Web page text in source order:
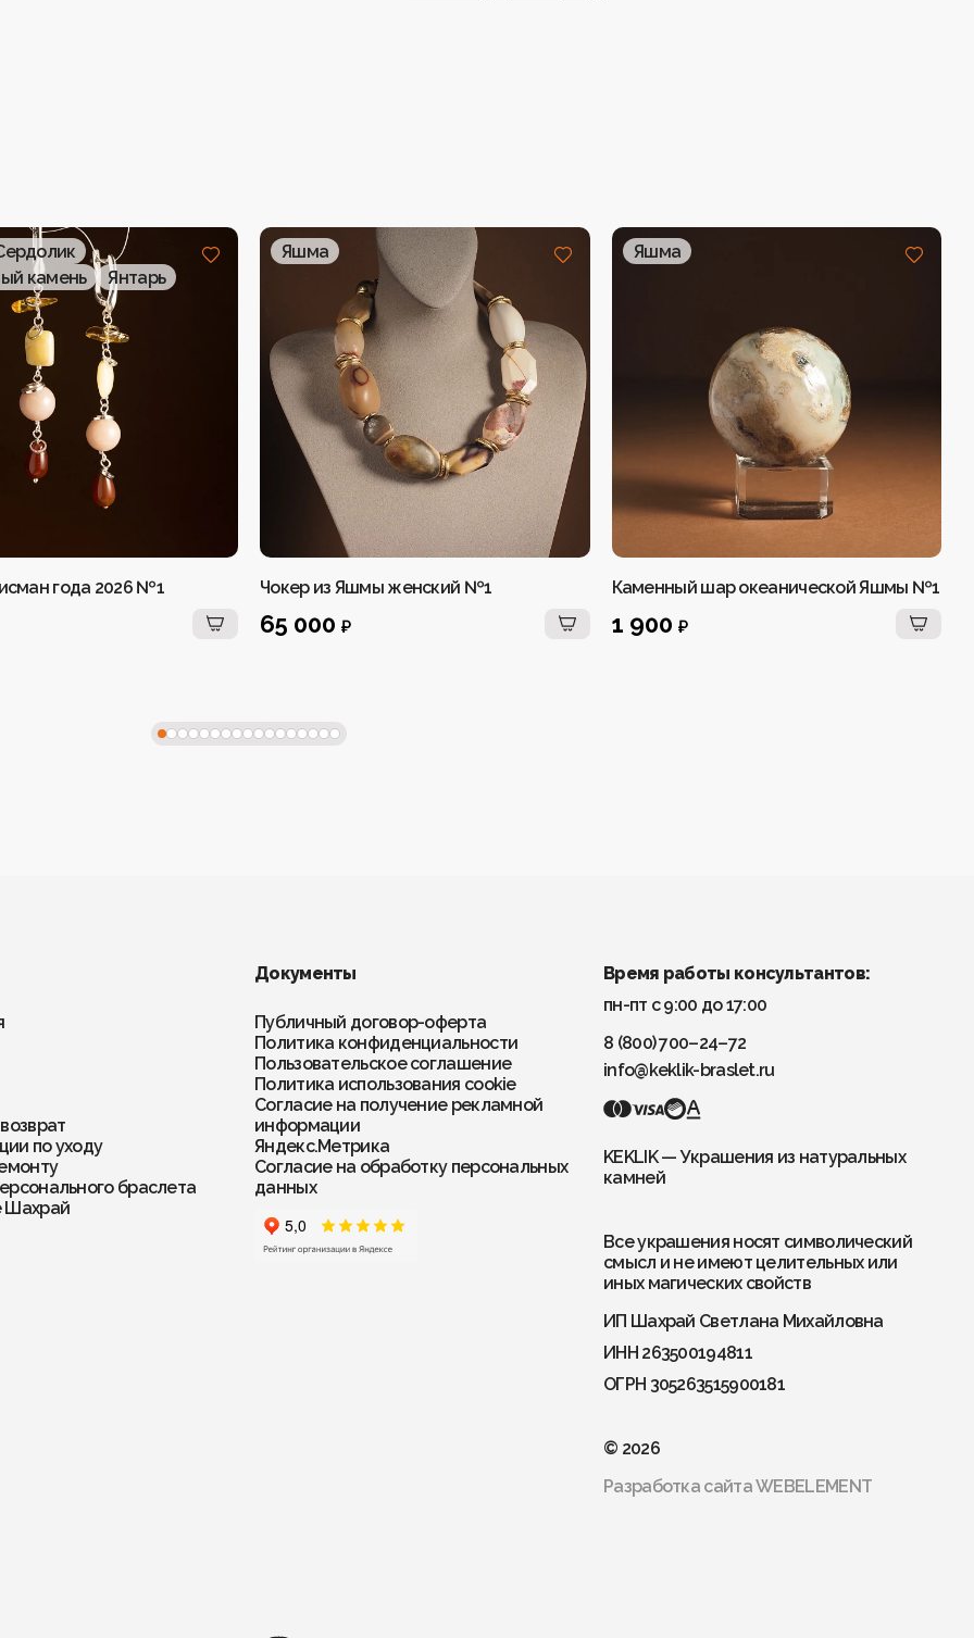
камень
Янтарь
года 2026 №1
Яшма
Чокер из Яшмы женский №1
65 000 ₽
Яшма
Каменный шар океанической Яшмы №1
1 900 ₽
по уходу
браслета
Шахрай
Документы
Публичный договор-оферта
Политика конфиденциальности
Пользовательское соглашение
Политика использования cookie
Согласие на получение рекламной
информации
Яндекс.Метрика
Согласие на обработку персональных
данных
Время работы консультантов:
пн-пт с 9:00 до 17:00
8 (800) 700–24–72
info@keklik-braslet.ru
KEKLIK — Украшения из натуральных
камней
Все украшения носят символический
смысл и не имеют целительных или
иных магических свойств
ИП Шахрай Светлана Михайловна
ИНН 263500194811
ОГРН 305263515900181
© 2026
Разработка сайтаWEBELEMENT